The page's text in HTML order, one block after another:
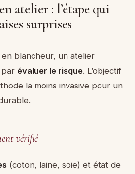
atelier : l’étape qui
surprises
blancheur, un atelier
par évaluer le risque. L’objectif
la moins invasive pour un
vérifié
(coton, laine, soie) et état de